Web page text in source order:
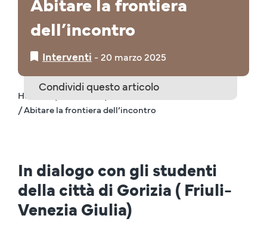
dell’incontro
Interventi ‒ 20 marzo 2025
Condividi questo articolo
Home IT / Interventi / 2025
/ Abitare la frontiera dell’incontro
In dialogo con gli studenti
della città di Gorizia ( Friuli-
Venezia Giulia)